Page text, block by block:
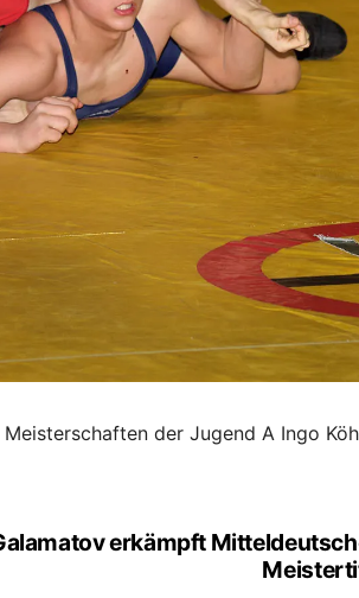
der Jugend A Ingo
erkämpft